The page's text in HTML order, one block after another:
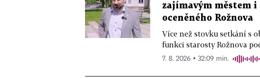
zajímavým městem
oceněného Rožnova
Více než stovku setkání s
funkci starosty Rožnova
7. 8. 2026 ▪ 32:09 min.